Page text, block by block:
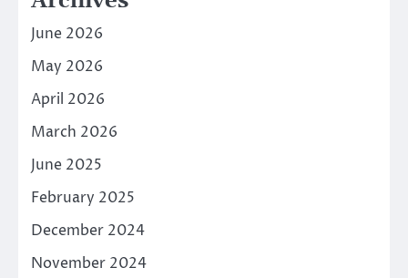
June 2026
May 2026
April 2026
March 2026
June 2025
February 2025
December 2024
November 2024